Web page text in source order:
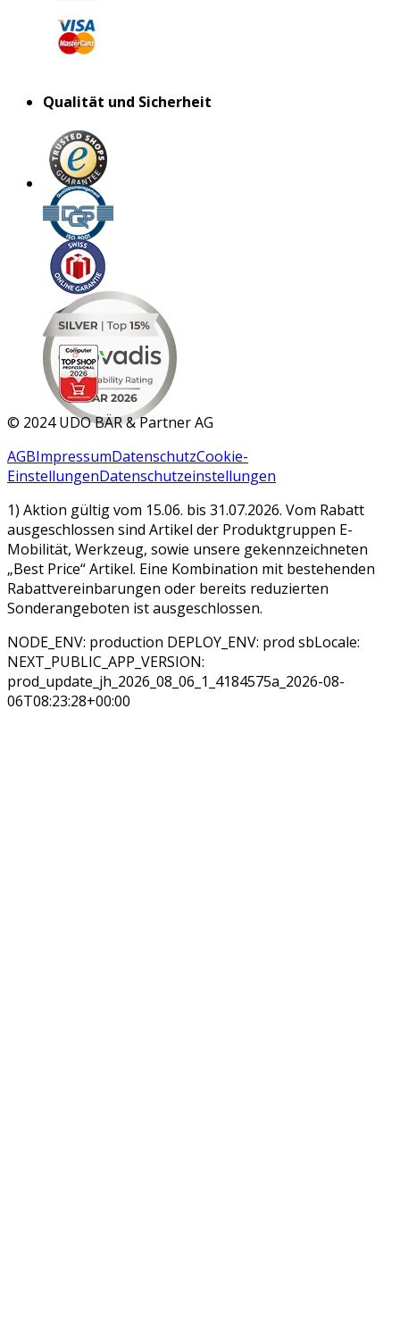
Qualität und Sicherheit
MAR 2026
© 2024 UDO BÄR & Partner AG
AGBImpressumDatenschutzCookie-
EinstellungenDatenschutzeinstellungen
1) Aktion gültig vom 15.06. bis 31.07.2026. Vom Rabatt
ausgeschlossen sind Artikel der Produktgruppen E-
Mobilität, Werkzeug, sowie unsere gekennzeichneten
„Best Price“ Artikel. Eine Kombination mit bestehenden
Rabattvereinbarungen oder bereits reduzierten
Sonderangeboten ist ausgeschlossen.
NODE_ENV: production DEPLOY_ENV: prod sbLocale:
NEXT_PUBLIC_APP_VERSION:
prod_update_jh_2026_08_06_1_4184575a_2026-08-
06T08:23:28+00:00